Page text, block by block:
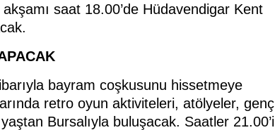
saat 18.00’de Hüdavendigar Kent
bayram coşkusunu hissetmeye
retro oyun aktiviteleri, atölyeler, genç
Bursalıyla buluşacak. Saatler 21.00’i